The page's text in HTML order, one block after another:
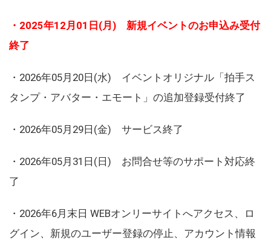
・2025年12月01日(月) 新規イベントのお申込み受付
終了
・2026年05月20日(水) イベントオリジナル「拍手ス
タンプ・アバター・エモート」の追加登録受付終了
・2026年05月29日(金) サービス終了
・2026年05月31日(日) お問合せ等のサポート対応終
了
・2026年6月末日 WEBオンリーサイトへアクセス、ロ
グイン、新規のユーザー登録の停止、アカウント情報